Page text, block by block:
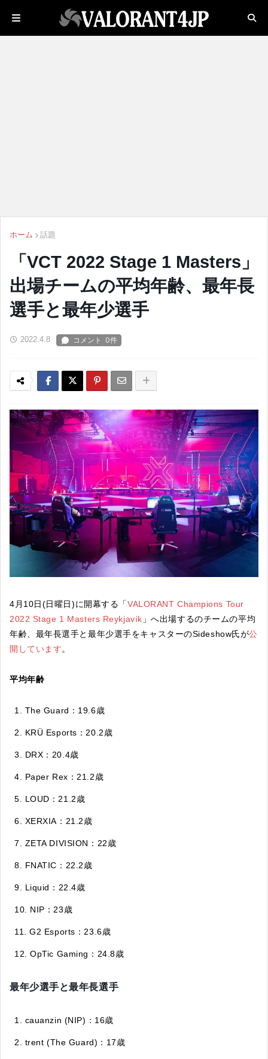
ホーム 話題
「VCT 2022 Stage 1 Masters」
出場チームの平均年齢、最年長
選手と最年少選手
2022.4.8
4月10日(日曜日)に開幕する「VALORANT Champions Tour
2022 Stage 1 Masters Reykjavík 」へ出場するのチームの平均
年齢、最年長選手と最年少選手をキャスターのSideshow氏が公
開しています。
平均年齢
The Guard：19.6歳
KRÜ Esports：20.2歳
DRX：20.4歳
Paper Rex：21.2歳
LOUD：21.2歳
XERXIA：21.2歳
ZETA DIVISION：22歳
FNATIC：22.2歳
Liquid：22.4歳
NIP：23歳
G2 Esports：23.6歳
OpTic Gaming：24.8歳
最年少選手と最年長選手
cauanzin (NIP)：16歳
trent (The Guard)：17歳